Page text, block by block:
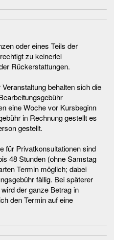
oder eines Teils der
zu keinerlei
Rückerstattungen.
behalten sich die
eine Woche vor Kursbeginn
in Rechnung gestellt es
gestellt.
für Privatkonsultationen sind
48 Stunden (ohne Samstag
Termin möglich; dabei
fällig. Bei späterer
der ganze Betrag in
den Termin auf eine